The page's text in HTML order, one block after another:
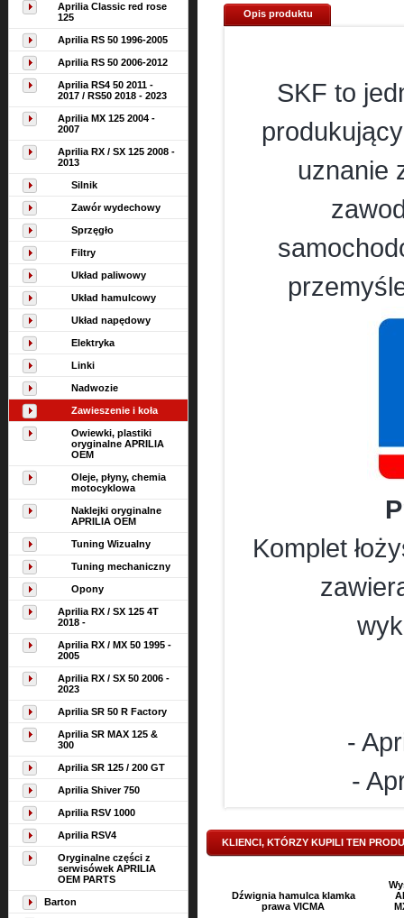
Aprilia Classic red rose
125
Aprilia RS 50 1996-2005
Aprilia RS 50 2006-2012
Aprilia RS4 50 2011 -
2017 / RS50 2018 - 2023
Aprilia MX 125 2004 -
2007
Aprilia RX / SX 125 2008 -
2013
Silnik
Zawór wydechowy
Sprzęgło
Filtry
Układ paliwowy
Układ hamulcowy
Układ napędowy
Elektryka
Linki
Nadwozie
Zawieszenie i koła
Owiewki, plastiki
oryginalne APRILIA
OEM
Oleje, płyny, chemia
motocyklowa
Naklejki oryginalne
APRILIA OEM
Tuning Wizualny
Tuning mechaniczny
Opony
Aprilia RX / SX 125 4T
2018 -
Aprilia RX / MX 50 1995 -
2005
Aprilia RX / SX 50 2006 -
2023
Aprilia SR 50 R Factory
Aprilia SR MAX 125 &
300
Aprilia SR 125 / 200 GT
Aprilia Shiver 750
Aprilia RSV 1000
Aprilia RSV4
Oryginalne części z
serwisówek APRILIA
OEM PARTS
Barton
Opis produktu
SKF to
uznanie
Komplet
-
-
KLIENCI, KTÓRZY KUPILI TEN
Dźwignia hamulca klamka
prawa VICMA